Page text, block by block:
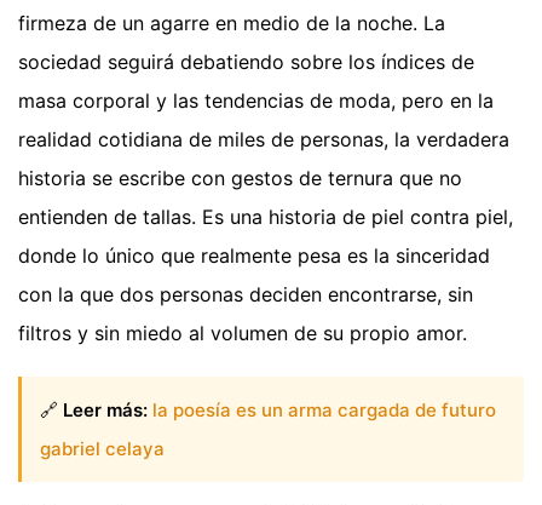
firmeza de un agarre en medio de la noche. La
sociedad seguirá debatiendo sobre los índices de
masa corporal y las tendencias de moda, pero en la
realidad cotidiana de miles de personas, la verdadera
historia se escribe con gestos de ternura que no
entienden de tallas. Es una historia de piel contra piel,
donde lo único que realmente pesa es la sinceridad
con la que dos personas deciden encontrarse, sin
filtros y sin miedo al volumen de su propio amor.
🔗 Leer más: la poesía es un arma cargada de futuro
gabriel celaya